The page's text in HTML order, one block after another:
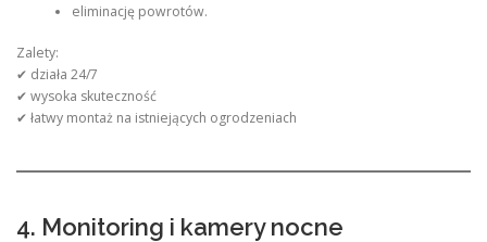
eliminację powrotów.
Zalety:
✔ działa 24/7
✔ wysoka skuteczność
✔ łatwy montaż na istniejących ogrodzeniach
4. Monitoring i kamery nocne